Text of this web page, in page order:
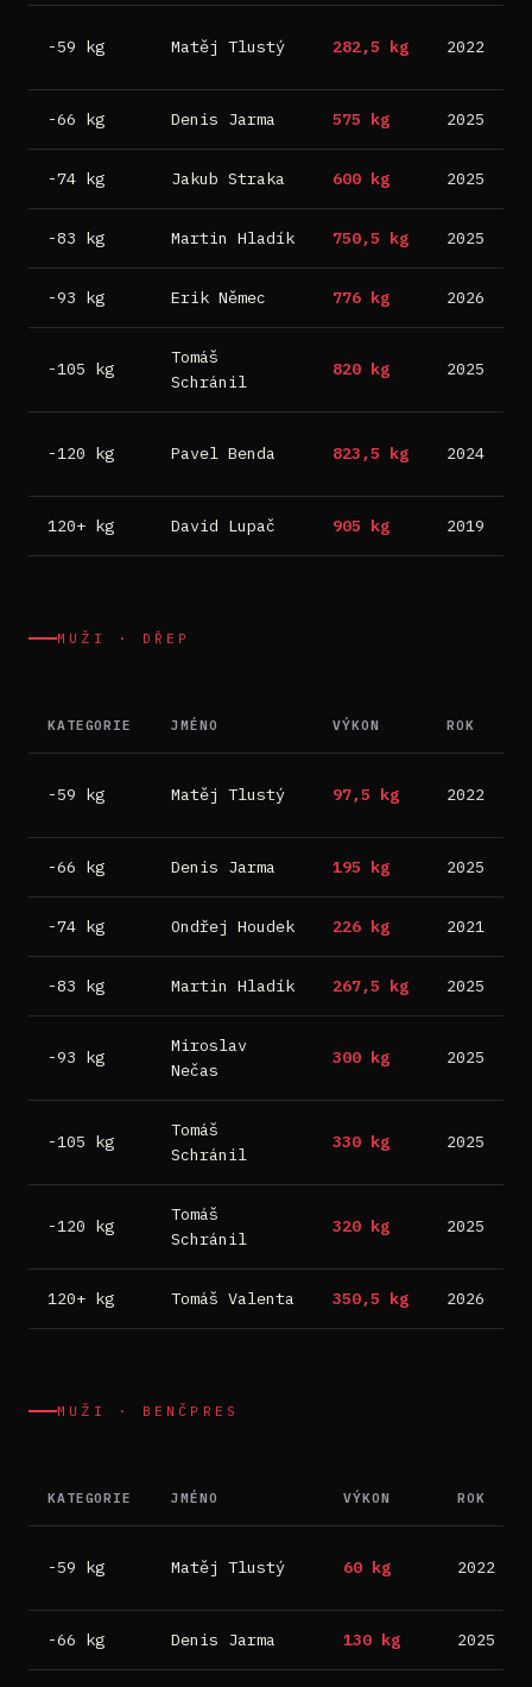
-59 kg Matěj Tlustý 282,5 kg 2022
-66 kg Denis Jarma 575 kg 2025
-74 kg Jakub Straka 600 kg 2025
-83 kg Martin Hladík 750,5 kg 2025
-93 kg Erik Němec 776 kg 2026
-105 kg
Tomáš
Schránil
820 kg 2025
-120 kg Pavel Benda 823,5 kg 2024
120+ kg David Lupač 905 kg 2019
MUŽI · DŘEP
KATEGORIE JMÉNO VÝKON ROK
-59 kg Matěj Tlustý 97,5 kg 2022
-66 kg Denis Jarma 195 kg 2025
-74 kg Ondřej Houdek 226 kg 2021
-83 kg Martin Hladík 267,5 kg 2025
-93 kg
Miroslav
Nečas
300 kg 2025
-105 kg
Tomáš
Schránil
330 kg 2025
-120 kg
Tomáš
Schránil
320 kg 2025
120+ kg Tomáš Valenta 350,5 kg 2026
MUŽI · BENČPRES
KATEGORIE JMÉNO VÝKON ROK
-59 kg Matěj Tlustý 60 kg 2022
-66 kg Denis Jarma 130 kg 2025